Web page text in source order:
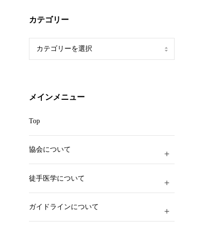
カテゴリー
メインメニュー
Top
協会について
徒手医学について
ガイドラインについて